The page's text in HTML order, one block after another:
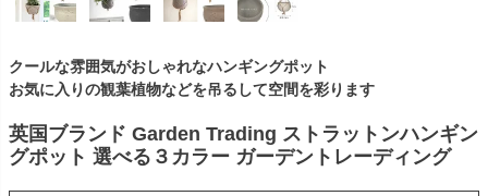
クールな雰囲気がおしゃれなハンギングポット
お気に入りの観葉植物などを吊るして空間を彩ります
英国ブランド Garden Trading ストラットンハンギン
グポット 選べる３カラー ガーデントレーディング